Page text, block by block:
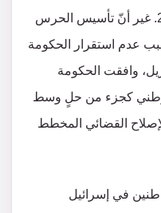
الإسرائيلي في حزيران/يونيو 2022. غير أنّ تأسيس الحرس
تعثَّر حتى مطلع 2023 بسبب عدم استقرار الحكومة
وافقت الحكومة
كجزء من حلٍ وسط
القضائي المخطط
في إسرائيل